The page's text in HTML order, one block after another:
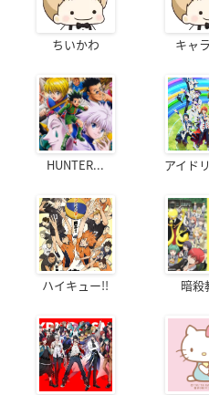
ちいかわ キャ
HUNTER... アイド
ハイキュー!! 暗殺